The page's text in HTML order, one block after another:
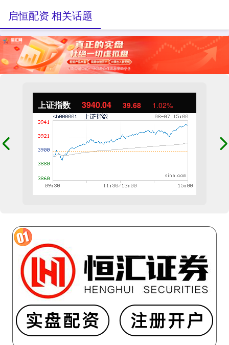
上证指数 3940.04 39.68 1.02%
启恒配资 相关话题